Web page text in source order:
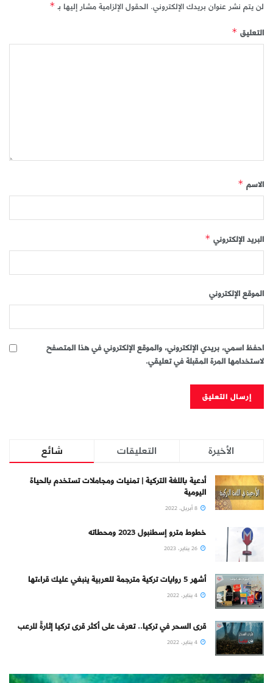
لن يتم نشر عنوان بريدك الإلكتروني. الحقول الإلزامية مشار إليها بـ *
التعليق *
الاسم *
البريد الإلكتروني *
الموقع الإلكتروني
احفظ اسمي، بريدي الإلكتروني، والموقع الإلكتروني في هذا المتصفح
لاستخدامها المرة المقبلة في تعليقي.
شائع التعليقات الأخيرة
أدعية باللغة التركية | تمنيات ومجاملات تستخدم بالحياة
اليومية
خطوط مترو إسطنبول 2023 ومحطاته
أشهر 5 روايات تركية مترجمة للعربية ينبغي عليك قراءتها
قرى السحر في تركيا.. تعرف على أكثر قرى تركيا إثارةً للرعب